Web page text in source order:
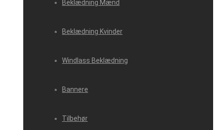
Beklædning Mænd
Beklædning Kvinder
Windlass Beklædning
Bannere
Tilbehør